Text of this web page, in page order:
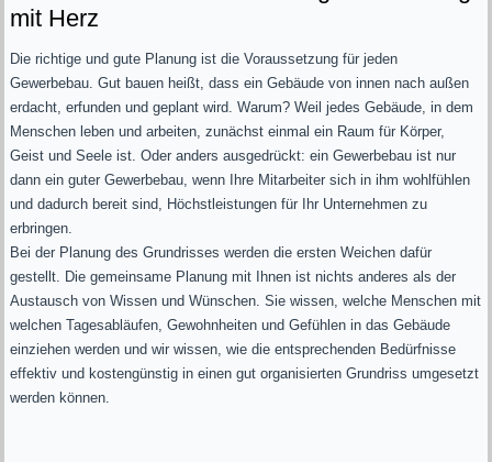
mit Herz
Die richtige und gute Planung ist die Voraussetzung für jeden
Gewerbebau. Gut bauen heißt, dass ein Gebäude von innen nach außen
erdacht, erfunden und geplant wird. Warum? Weil jedes Gebäude, in dem
Menschen leben und arbeiten, zunächst einmal ein Raum für Körper,
Geist und Seele ist. Oder anders ausgedrückt: ein Gewerbebau ist nur
dann ein guter Gewerbebau, wenn Ihre Mitarbeiter sich in ihm wohlfühlen
und dadurch bereit sind, Höchstleistungen für Ihr Unternehmen zu
erbringen.
Bei der Planung des Grundrisses werden die ersten Weichen dafür
gestellt. Die gemeinsame Planung mit Ihnen ist nichts anderes als der
Austausch von Wissen und Wünschen. Sie wissen, welche Menschen mit
welchen Tagesabläufen, Gewohnheiten und Gefühlen in das Gebäude
einziehen werden und wir wissen, wie die entsprechenden Bedürfnisse
effektiv und kostengünstig in einen gut organisierten Grundriss umgesetzt
werden können.